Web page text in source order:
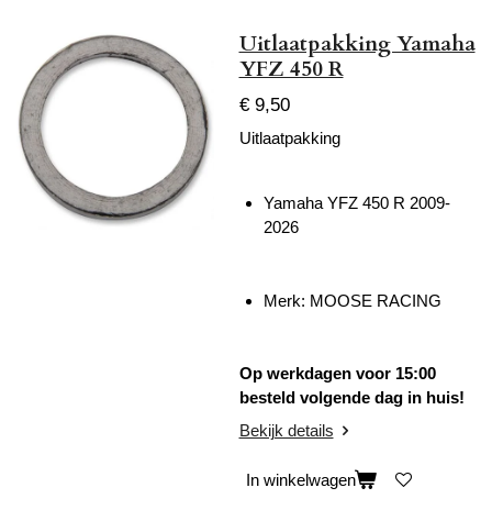
Uitlaatpakking Yamaha
YFZ 450 R
€ 9,50
Uitlaatpakking
Yamaha YFZ 450 R 2009-
2026
Merk: MOOSE RACING
Op werkdagen voor 15:00
besteld volgende dag in huis!
Bekijk details
In winkelwagen